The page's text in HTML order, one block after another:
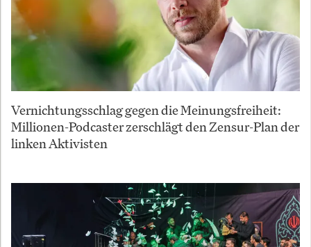
Vernichtungsschlag gegen die Meinungsfreiheit:
Millionen-Podcaster zerschlägt den Zensur-Plan der
linken Aktivisten